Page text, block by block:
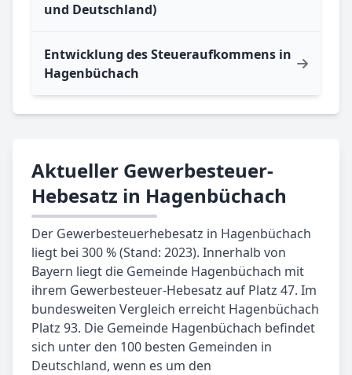
und Deutschland)
Entwicklung des Steueraufkommens in
Hagenbüchach
Aktueller Gewerbesteuer-
Hebesatz in Hagenbüchach
Der Gewerbesteuerhebesatz in Hagenbüchach
liegt bei 300 % (Stand: 2023). Innerhalb von
Bayern liegt die Gemeinde Hagenbüchach mit
ihrem Gewerbesteuer-Hebesatz auf Platz 47. Im
bundesweiten Vergleich erreicht Hagenbüchach
Platz 93. Die Gemeinde Hagenbüchach befindet
sich unter den 100 besten Gemeinden in
Deutschland, wenn es um den